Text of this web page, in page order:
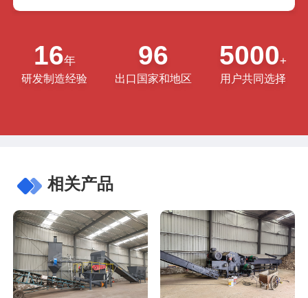
16年
研发制造经验
96
出口国家和地区
5000+
用户共同选择
相关产品